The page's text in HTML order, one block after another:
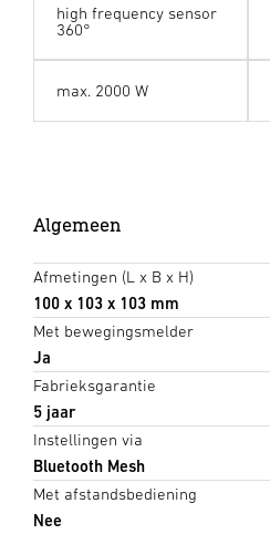
high frequency sensor
360°
max. 2000 W
Algemeen
Afmetingen (L x B x H)
100 x 103 x 103 mm
Met bewegingsmelder
Ja
Fabrieksgarantie
5 jaar
Instellingen via
Bluetooth Mesh
Met afstandsbediening
Nee